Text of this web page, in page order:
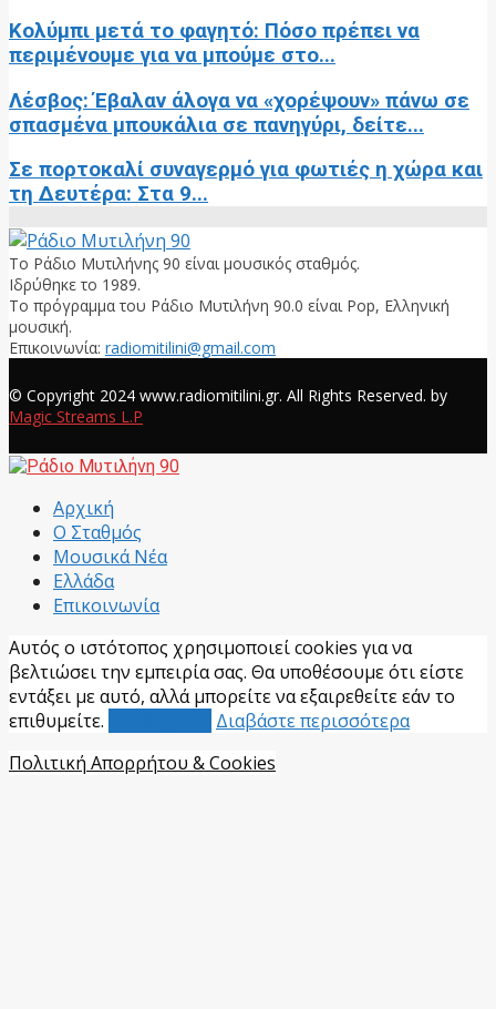
Κολύμπι μετά το φαγητό: Πόσο πρέπει να
περιμένουμε για να μπούμε στο...
Λέσβος: Έβαλαν άλογα να «χορέψουν» πάνω σε
σπασμένα μπουκάλια σε πανηγύρι, δείτε...
Σε πορτοκαλί συναγερμό για φωτιές η χώρα και
τη Δευτέρα: Στα 9...
Το Ράδιο Μυτιλήνης 90 είναι μουσικός σταθμός.
Ιδρύθηκε το 1989.
Το πρόγραμμα του Ράδιο Μυτιλήνη 90.0 είναι Pop, Ελληνική
μουσική.
Επικοινωνία: radiomitilini@gmail.com
© Copyright 2024 www.radiomitilini.gr. All Rights Reserved. by
Magic Streams L.P
Αρχική
Ο Σταθμός
Μουσικά Νέα
Ελλάδα
Επικοινωνία
Αυτός ο ιστότοπος χρησιμοποιεί cookies για να
βελτιώσει την εμπειρία σας. Θα υποθέσουμε ότι είστε
εντάξει με αυτό, αλλά μπορείτε να εξαιρεθείτε εάν το
επιθυμείτε.
Διαβάστε περισσότερα
Πολιτική Απορρήτου & Cookies